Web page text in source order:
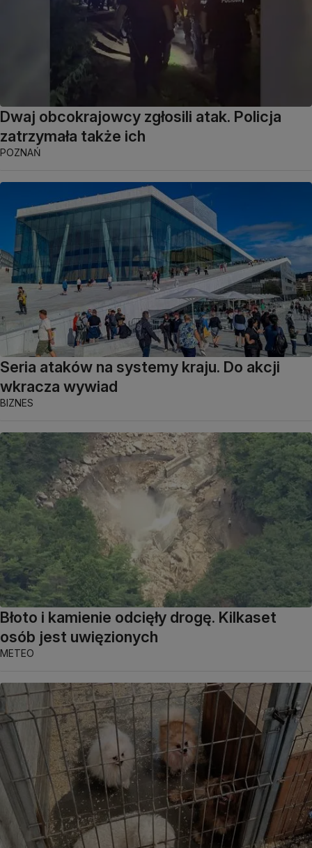
Dwaj obcokrajowcy zgłosili atak. Policja
zatrzymała także ich
POZNAŃ
Seria ataków na systemy kraju. Do akcji
wkracza wywiad
BIZNES
Błoto i kamienie odcięły drogę. Kilkaset
osób jest uwięzionych
METEO